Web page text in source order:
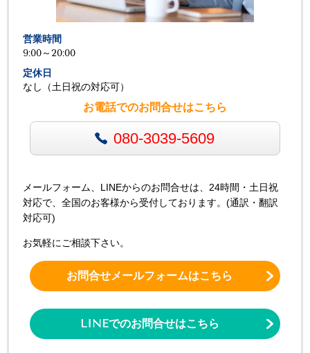
営業時間
9:00～20:00
定休日
なし（土日祝の対応可）
お電話でのお問合せはこちら
080-3039-5609
メールフォーム、LINEからのお問合せは、24時間・土日祝
対応で、全国のお客様から受付しております。(通訳・翻訳
対応可)
お気軽にご相談下さい。
お問合せメールフォームはこちら
LINEでのお問合せはこちら